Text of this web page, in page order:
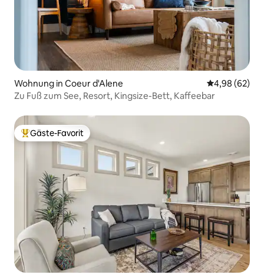
Wohnung in Coeur d'Alene
4,98 (62)
Zu Fuß zum See, Resort, Kingsize-Bett, Kaffeebar
Beliebter Gäste-Favorit.
Gäste-Favorit